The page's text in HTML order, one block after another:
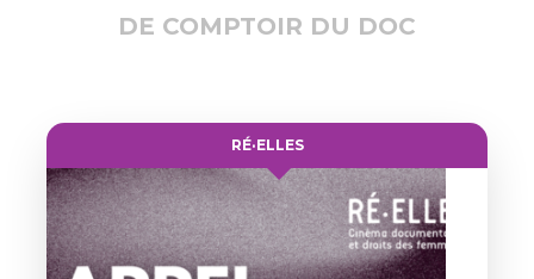
DE COMPTOIR DU DOC
RÉ·ELLES